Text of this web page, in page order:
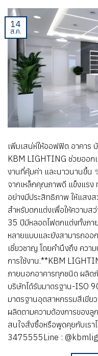
14
ส.ค.
เพิ่มเสน่ห์ให้ออฟฟิต อาคาร
KBM LIGHTING ช่วยออก
งานที่คุ้มค่า และนาวนานขึ้น
จากเหล็กคุณภาพดี แข็งแรง
อย่างมีประสิทธิภาพ ให้แสง
สำหรับตกแต่งเพื่อให้ความส
35 ปีมีหลอดไฟตกแต่งทั้งภา
หลายแบบและยังสามารถออ
เชี่ยวชาญ โดยคำนึงถึง คว
การใช้งาน.**KBM
ภายนอกอาคารทุกชนิด ผลิต
บริษัทได้รับมาตรฐาน-
มาตรฐานอุตสาหกรรมสีเขีย
ผลิตตามความต้องการของลู
สนใจสั่งซื้อหรือพูดคุยกับเร
3475555Line :